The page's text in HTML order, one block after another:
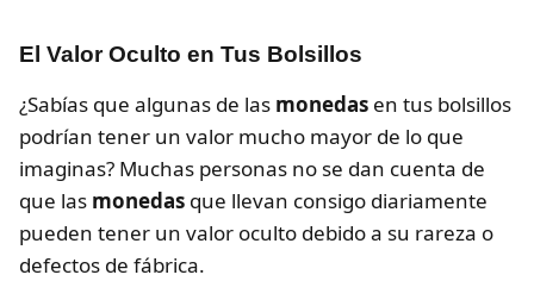
El Valor Oculto en Tus Bolsillos
¿Sabías que algunas de las monedas en tus bolsillos
podrían tener un valor mucho mayor de lo que
imaginas? Muchas personas no se dan cuenta de
que las monedas que llevan consigo diariamente
pueden tener un valor oculto debido a su rareza o
defectos de fábrica.